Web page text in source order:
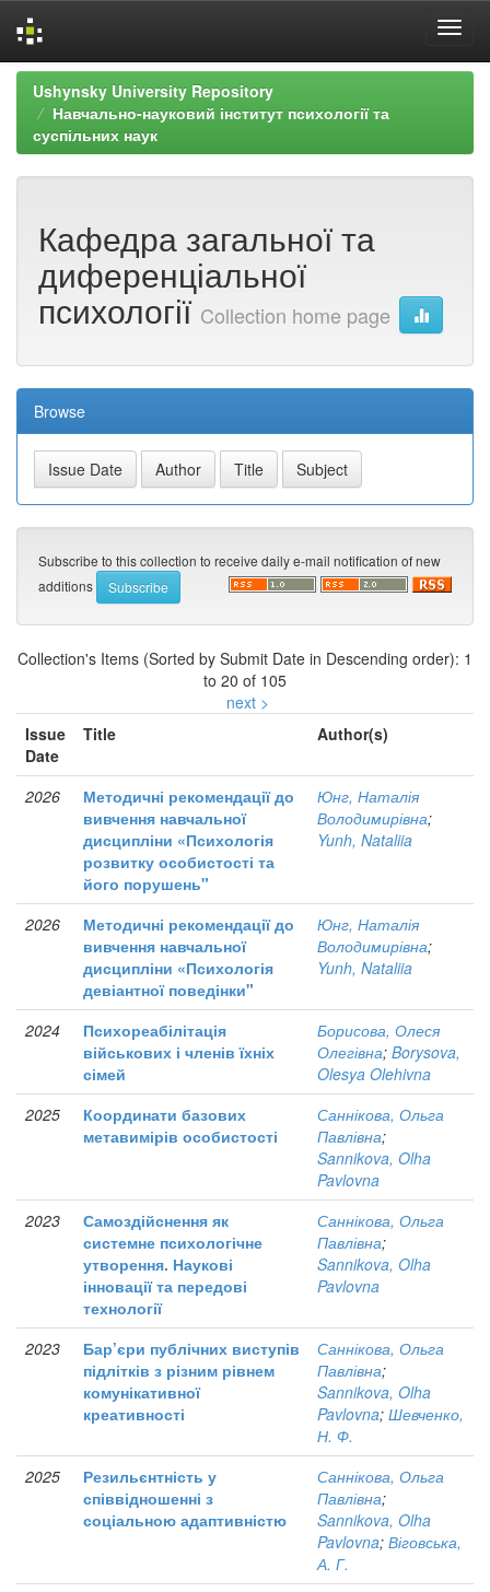
Skip
navigation
Ushynsky University Repository
Навчально-науковий інститут психології та
суспільних наук
Кафедра загальної та
диференціальної
психологіїCollection home page
Browse
Subscribe to this collection to receive daily e-mail notification of new
additions
Collection's Items (Sorted by Submit Date in Descending order): 1
to 20 of 105
next >
Issue
Date
Title Author(s)
2026
Методичні рекомендації до
вивчення навчальної
дисципліни «Психологія
розвитку особистості та
його порушень"
Юнг, Наталія
Володимирівна;
Yunh, Nataliia
2026
Методичні рекомендації до
вивчення навчальної
дисципліни «Психологія
девіантної поведінки"
Юнг, Наталія
Володимирівна;
Yunh, Nataliia
2024
Психореабілітація
військових і членів їхніх
сімей
Борисова, Олеся
Олегівна; Borysova,
Olesya Olehivna
2025
Координати базових
метавимірів особистості
Саннікова, Ольга
Павлівна;
Sannikova, Olha
Pavlovna
2023
Самоздійснення як
системне психологічне
утворення. Наукові
інновації та передові
технології
Саннікова, Ольга
Павлівна;
Sannikova, Olha
Pavlovna
2023
Бар’єри публічних виступів
підлітків з різним рівнем
комунікативної
креативності
Саннікова, Ольга
Павлівна;
Sannikova, Olha
Pavlovna; Шевченко,
Н. Ф.
2025
Резильєнтність у
співвідношенні з
соціальною адаптивністю
Саннікова, Ольга
Павлівна;
Sannikova, Olha
Pavlovna; Віговська,
А. Г.